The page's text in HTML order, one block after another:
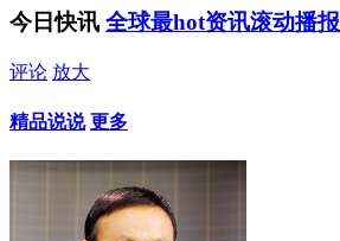
今日快讯 全球最hot资讯滚动播报
评论 放大
精品说说 更多